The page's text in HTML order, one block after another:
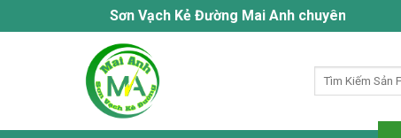
qua
Sơn Vạch Kẻ Đường Mai Anh chuyên cung cấp dịch
Tìm